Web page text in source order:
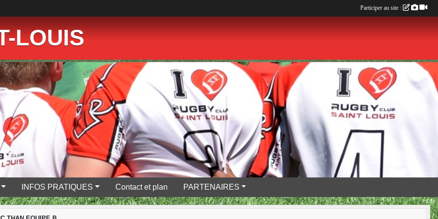
LOUIS
INFOS PRATIQUES Contact et plan PARTENAIRES
Participer au site :